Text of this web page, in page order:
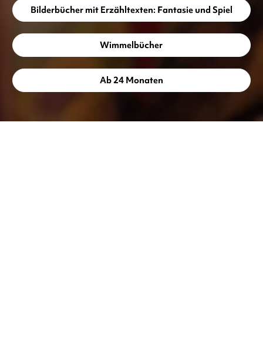
Bilderbücher mit Erzähltexten: Fantasie und Spiel
Wimmelbücher
Ab 24 Monaten